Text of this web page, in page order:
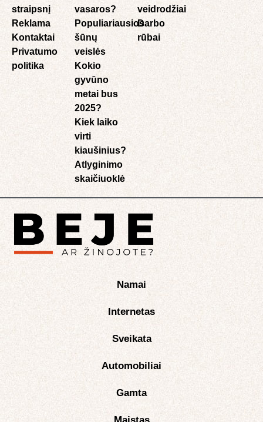
straipsnį
Reklama
Kontaktai
Privatumo
politika
vasaros?
Populiariausios
šūnų
veislės
Kokio
gyvūno
metai bus
2025?
Kiek laiko
virti
kiaušinius?
Atlyginimo
skaičiuoklė​
veidrodžiai
Darbo
rūbai
Namai
Internetas
Sveikata
Automobiliai
Gamta
Maistas